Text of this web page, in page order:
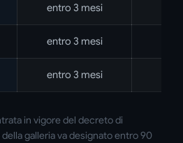
entro 3 mesi
entro 3 mesi
entro 3 mesi
in vigore del decreto di
galleria va designato entro 90